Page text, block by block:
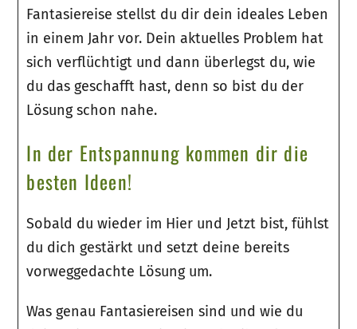
Fantasiereise stellst du dir dein ideales Leben
in einem Jahr vor. Dein aktuelles Problem hat
sich verflüchtigt und dann überlegst du, wie
du das geschafft hast, denn so bist du der
Lösung schon nahe.
In der Entspannung kommen dir die
besten Ideen!
Sobald du wieder im Hier und Jetzt bist, fühlst
du dich gestärkt und setzt deine bereits
vorweggedachte Lösung um.
Was genau Fantasiereisen sind und wie du